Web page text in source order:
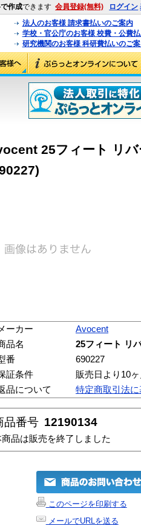
作成できます 会員登録(無料) ログイン
法人のお客様 請求書払いのご案内
学校・官公庁のお客様 校費・公費
研究機関のお客様 科研費払いのご
25フィート リ
メーカー
Avocent
品名
25フィート リ
番
690227
証条件
販売日より10
品について
特定商取引法
品番号 12190134
商品は販売を終了しました
このページを印刷する
メールでURLを送る